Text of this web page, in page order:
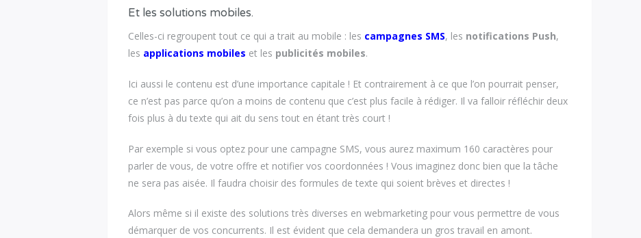
Et les solutions mobiles.
Celles-ci regroupent tout ce qui a trait au mobile : les campagnes SMS, les notifications Push,
les applications mobiles et les publicités mobiles.
Ici aussi le contenu est d’une importance capitale ! Et contrairement à ce que l’on pourrait penser,
ce n’est pas parce qu’on a moins de contenu que c’est plus facile à rédiger. Il va falloir réfléchir deux
fois plus à du texte qui ait du sens tout en étant très court !
Par exemple si vous optez pour une campagne SMS, vous aurez maximum 160 caractères pour
parler de vous, de votre offre et notifier vos coordonnées ! Vous imaginez donc bien que la tâche
ne sera pas aisée. Il faudra choisir des formules de texte qui soient brèves et directes !
Alors même si il existe des solutions très diverses en webmarketing pour vous permettre de vous
démarquer de vos concurrents. Il est évident que cela demandera un gros travail en amont.